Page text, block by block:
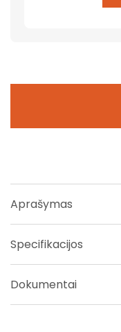
Aprašymas
Specifikacijos
Dokumentai